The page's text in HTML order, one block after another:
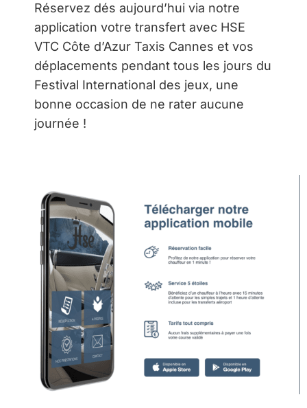
Réservez dés aujourd’hui via notre
application votre transfert avec HSE
VTC Côte d’Azur Taxis Cannes et vos
déplacements pendant tous les jours du
Festival International des jeux, une
bonne occasion de ne rater aucune
journée !